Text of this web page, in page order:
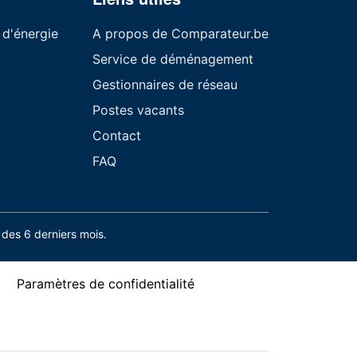
A propos de Comparateur.be
Service de déménagement
Gestionnaires de réseau
Postes vacants
Contact
FAQ
6 derniers mois.
Paramètres de confidentialité